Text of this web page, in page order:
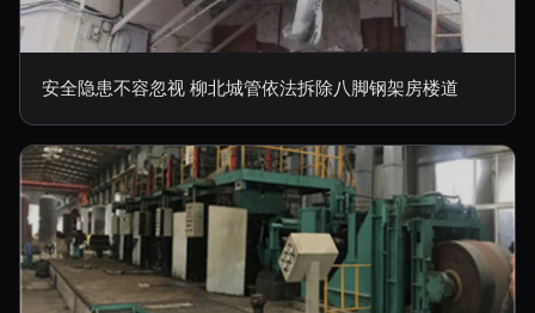
安全隐患不容忽视 柳北城管依法拆除八脚钢架房楼道